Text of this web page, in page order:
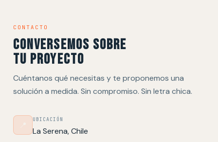
CONTACTO
CONVERSEMOS SOBRE
TU PROYECTO
Cuéntanos qué necesitas y te proponemos una
solución a medida. Sin compromiso. Sin letra chica.
UBICACIÓN
La Serena, Chile